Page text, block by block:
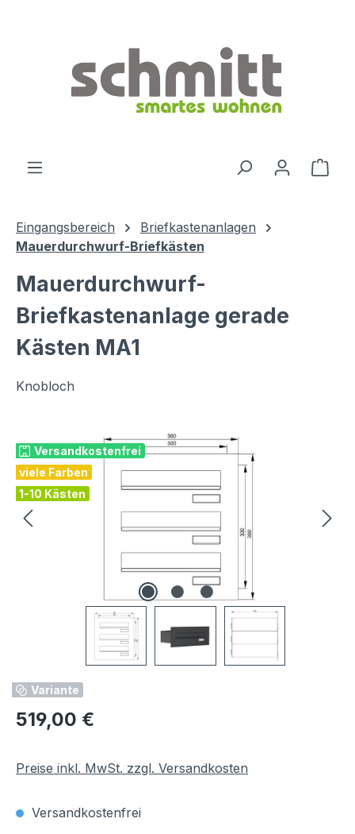
Eingangsbereich
Briefkastenanlagen
Mauerdurchwurf-Briefkästen
Mauerdurchwurf-
Briefkastenanlage gerade
Kästen MA1
Knobloch
Versandkostenfrei
viele Farben
1-10 Kästen
Variante
Regulärer Preis:
519,00 €
Preise inkl. MwSt. zzgl. Versandkosten
Versandkostenfrei